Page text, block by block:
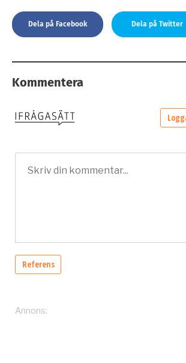
Dela på Facebook Dela på Twitter
Kommentera